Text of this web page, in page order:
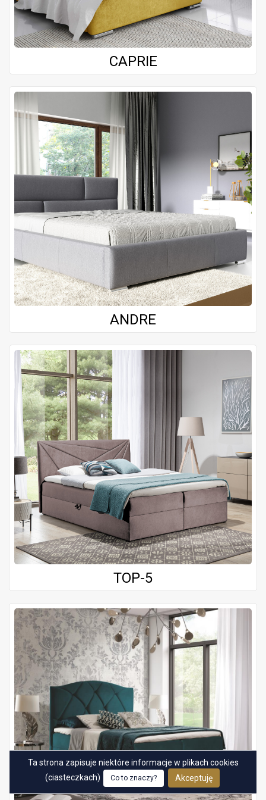
CAPRIE
ANDRE
TOP-5
Ta strona zapisuje niektóre informacje w plikach cookies
(ciasteczkach)
Co to znaczy? Akceptuję